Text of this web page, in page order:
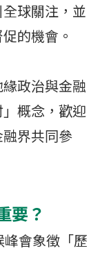
球關注，並
的機會。
政治與金融
概念，歡迎
界共同參
要？
會象徵「歷